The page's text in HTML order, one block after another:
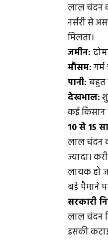
लाल चंदन
नर्सरी से
मिलता।
जमीन:
मौसम:
पानी:बहुत
देखभाल:
कई
10 से 15
लाल चंदन
ज्यादा।
लायक हो
बड़े पैमाने
सरकारी
लाल चंदन
इसकी